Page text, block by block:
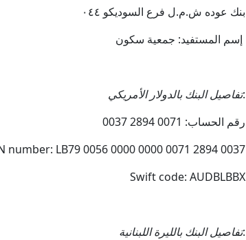
بنك عوده ش.م.ل فرع السوديكو ٠٤٤
تفاصيل البنك بالدولار الأمريكي:
رقم الحساب: 0071 2894 0037
number: LB79 0056 0000 0000 0071 2894 0037
Swift code: AUDBLBBX
تفاصيل البنك بالليرة اللبنانية: